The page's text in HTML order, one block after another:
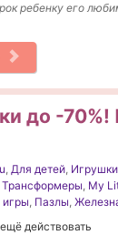
ребенку его
до -70%!
, Для детей, Игрушки
Трансформеры, My
, Пазлы,
действовать